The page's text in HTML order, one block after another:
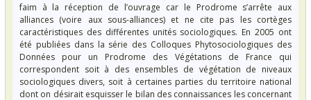
faim à la réception de l’ouvrage car le Prodrome s’arrête aux
alliances (voire aux sous-alliances) et ne cite pas les cortèges
caractéristiques des différentes unités sociologiques. En 2005 ont
été publiées dans la série des Colloques Phytosociologiques des
Données pour un Prodrome des Végétations de France qui
correspondent soit à des ensembles de végétation de niveaux
sociologiques divers, soit à certaines parties du territoire national
dont on désirait esquisser le bilan des connaissances les concernant